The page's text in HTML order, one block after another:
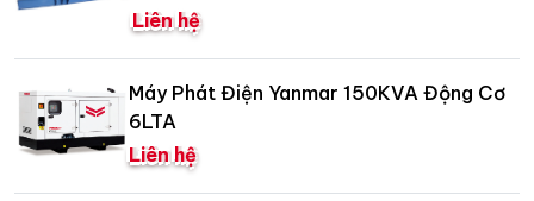
Liên hệ
Máy Phát Điện Yanmar 150KVA Động Cơ
6LTA
Liên hệ